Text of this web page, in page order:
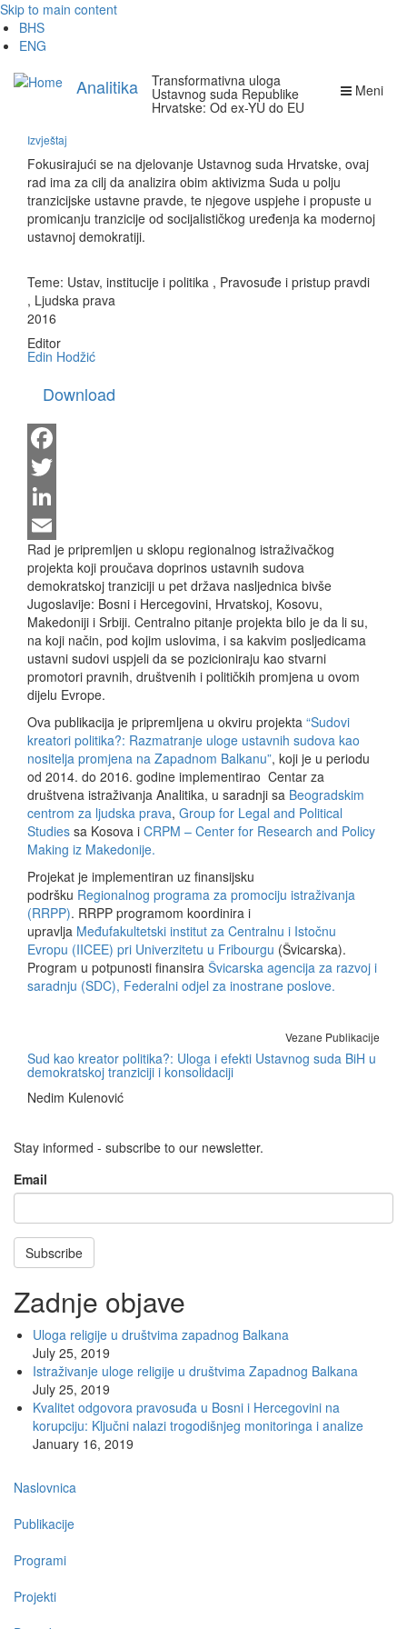
Skip to main content
BHS
ENG
Analitika Meni
Transformativna uloga
Ustavnog suda Republike
Hrvatske: Od ex-YU do EU
Izvještaj
Fokusirajući se na djelovanje Ustavnog suda Hrvatske, ovaj
rad ima za cilj da analizira obim aktivizma Suda u polju
tranzicijske ustavne pravde, te njegove uspjehe i propuste u
promicanju tranzicije od socijalističkog uređenja ka modernoj
ustavnoj demokratiji.
Teme: Ustav, institucije i politika , Pravosuđe i pristup pravdi
, Ljudska prava
2016
Editor
Edin Hodžić
Download
Facebook
Twitter
LinkedIn
Email
Rad je pripremljen u sklopu regionalnog istraživačkog
projekta koji proučava doprinos ustavnih sudova
demokratskoj tranziciji u pet država nasljednica bivše
Jugoslavije: Bosni i Hercegovini, Hrvatskoj, Kosovu,
Makedoniji i Srbiji. Centralno pitanje projekta bilo je da li su,
na koji način, pod kojim uslovima, i sa kakvim posljedicama
ustavni sudovi uspjeli da se pozicioniraju kao stvarni
promotori pravnih, društvenih i političkih promjena u ovom
dijelu Evrope.
Ova publikacija je pripremljena u okviru projekta “Sudovi
kreatori politika?: Razmatranje uloge ustavnih sudova kao
nositelja promjena na Zapadnom Balkanu”, koji je u periodu
od 2014. do 2016. godine implementirao Centar za
društvena istraživanja Analitika, u saradnji sa Beogradskim
centrom za ljudska prava, Group for Legal and Political
Studies sa Kosova i CRPM – Center for Research and Policy
Making iz Makedonije.
Projekat je implementiran uz finansijsku
podršku Regionalnog programa za promociju istraživanja
(RRPP). RRPP programom koordinira i
upravlja Međufakultetski institut za Centralnu i Istočnu
Evropu (IICEE) pri Univerzitetu u Fribourgu (Švicarska).
Program u potpunosti finansira Švicarska agencija za razvoj i
saradnju (SDC), Federalni odjel za inostrane poslove.
Vezane Publikacije
Sud kao kreator politika?: Uloga i efekti Ustavnog suda BiH u
demokratskoj tranziciji i konsolidaciji
Nedim Kulenović
Stay informed - subscribe to our newsletter.
Email
Subscribe
Zadnje objave
Uloga religije u društvima zapadnog Balkana
July 25, 2019
Istraživanje uloge religije u društvima Zapadnog Balkana
July 25, 2019
Kvalitet odgovora pravosuđa u Bosni i Hercegovini na
korupciju: Ključni nalazi trogodišnjeg monitoringa i analize
January 16, 2019
Main
navigation
Naslovnica
Publikacije
Programi
Projekti